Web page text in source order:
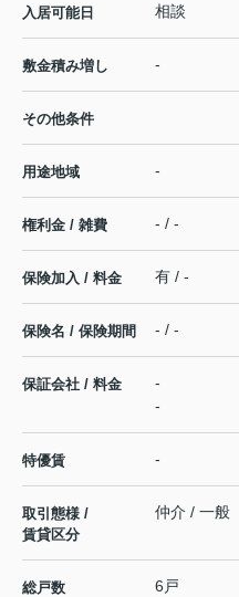
入居可能日 相談
敷金積み増し -
その他条件
用途地域 -
権利金 / 雑費 - / -
保険加入 / 料金 有 / -
保険名 / 保険期間 - / -
保証会社 / 料金
-
-
特優賃 -
取引態様 /
賃貸区分
仲介 / 一般
総戸数 6戸